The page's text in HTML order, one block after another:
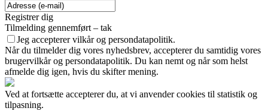
Registrer dig
Tilmelding gennemført – tak
Jeg accepterer vilkår og persondatapolitik.
Når du tilmelder dig vores nyhedsbrev, accepterer du samtidig vores
brugervilkår og persondatapolitik. Du kan nemt og når som helst
afmelde dig igen, hvis du skifter mening.
Ved at fortsætte accepterer du, at vi anvender cookies til statistik og
tilpasning.